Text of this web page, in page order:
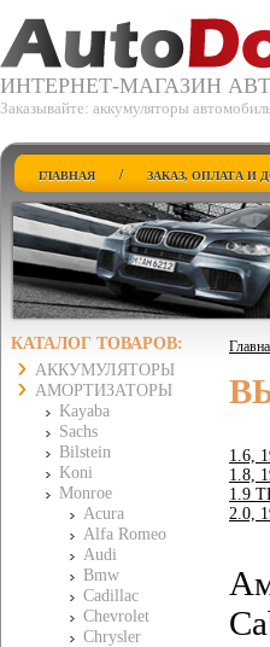
ИНТЕРНЕТ-МАГАЗИН
Заказывайте: аккумуляторы
ГЛАВНАЯ / ЗАКАЗ, ОПЛАТА И
КАТАЛОГ ТОВАРОВ:
АККУМУЛЯТОРЫ
АМОРТИЗАТОРЫ
Kayaba
Sachs
Bilstein
Koni
Monroe
Acura
Alfa Romeo
Audi
Bmw
Cadillac
Chevrolet
Chrysler
1.6,
1.8,
1.9
2.0,